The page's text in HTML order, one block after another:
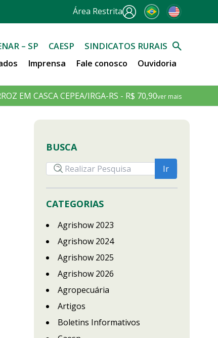
Área Restrita
– SP CAESP
SINDICATOS RURAIS
Imprensa Fale conosco Ouvidoria
EM CASCA CEPEA/IRGA-RS - R$ 70,90ver mais
BUSCA
CATEGORIAS
Agrishow 2023
Agrishow 2024
Agrishow 2025
Agrishow 2026
Agropecuária
Artigos
Boletins Informativos